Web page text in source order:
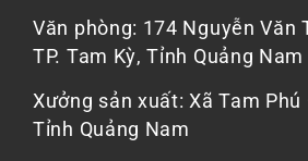
Văn phòng: 174 Nguyễn Văn
TP. Tam Kỳ, Tỉnh Quảng Nam
Xưởng sản xuất: Xã Tam Phú
Tỉnh Quảng Nam